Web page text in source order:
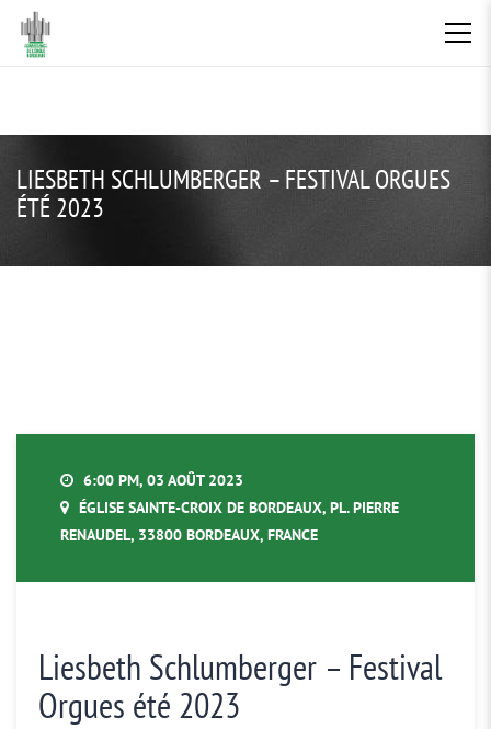
LIESBETH SCHLUMBERGER – FESTIVAL ORGUES
ÉTÉ 2023
6:00 PM, 03 AOÛT 2023
ÉGLISE SAINTE-CROIX DE BORDEAUX, PL. PIERRE
RENAUDEL, 33800 BORDEAUX, FRANCE
Liesbeth Schlumberger – Festival
Orgues été 2023